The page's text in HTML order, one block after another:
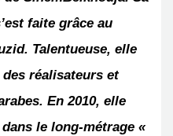
faite grâce au
Talentueuse, elle
réalisateurs et
En 2010, elle
le long-métrage «